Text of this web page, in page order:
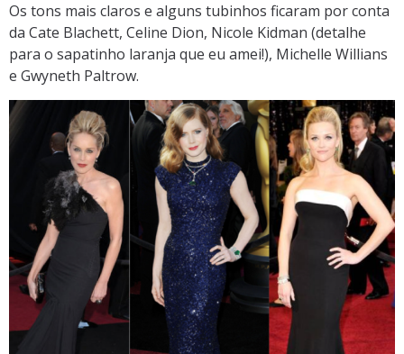
Os tons mais claros e alguns tubinhos ficaram por conta
da Cate Blachett, Celine Dion, Nicole Kidman (detalhe
para o sapatinho laranja que eu amei!), Michelle Willians
e Gwyneth Paltrow.